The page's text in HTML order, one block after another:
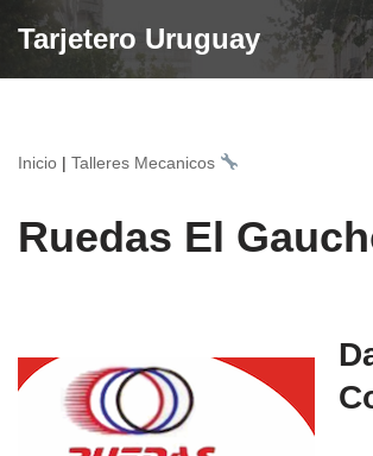
Tarjetero Uruguay
Inicio | Talleres Mecanicos
Ruedas El